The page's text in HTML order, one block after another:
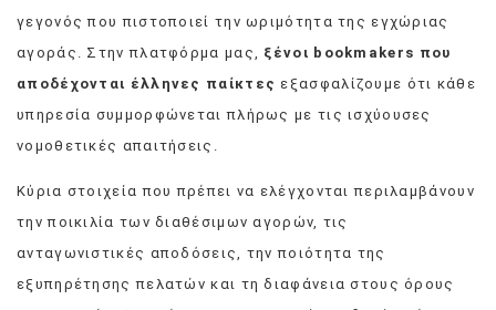
γεγονός που πιστοποιεί την ωριμότητα της εγχώριας
αγοράς. Στην πλατφόρμα μας, ξένοι bookmakers που
αποδέχονται έλληνες παίκτες εξασφαλίζουμε ότι κάθε
υπηρεσία συμμορφώνεται πλήρως με τις ισχύουσες
νομοθετικές απαιτήσεις.
Κύρια στοιχεία που πρέπει να ελέγχονται περιλαμβάνουν
την ποικιλία των διαθέσιμων αγορών, τις
ανταγωνιστικές αποδόσεις, την ποιότητα της
εξυπηρέτησης πελατών και τη διαφάνεια στους όρους